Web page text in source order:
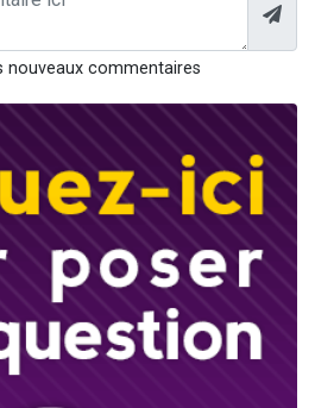
nouveaux commentaires